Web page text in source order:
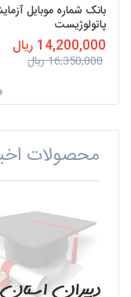
بانک شماره موبایل
پاتولوژیست
14,200,000 ریال
16,350,000 ریال
محصولات